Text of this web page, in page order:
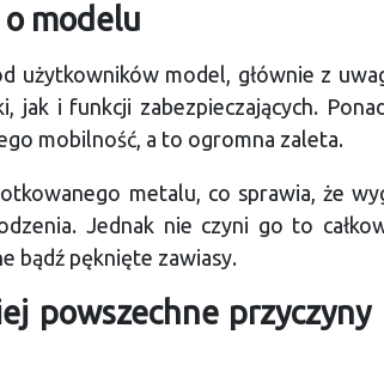
o modelu
użytkowników model, głównie z
jak i funkcji zabezpieczających.
mobilność, a to ogromna zaleta.
metalu, co sprawia, że
Jednak nie czyni go to
bądź pęknięte zawiasy.
powszechne przyczyny